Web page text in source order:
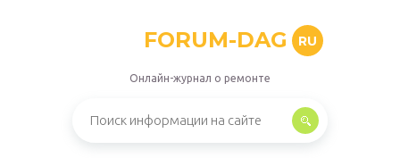
FORUM-DAG RU
Онлайн-журнал о ремонте